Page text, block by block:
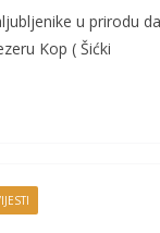
u prirodu
Kop ( Šićki